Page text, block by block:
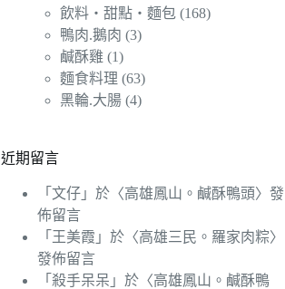
飲料‧甜點‧麵包 (168)
鴨肉.鵝肉 (3)
鹹酥雞 (1)
麵食料理 (63)
黑輪.大腸 (4)
近期留言
「文仔 」於〈高雄鳳山。鹹酥鴨頭〉發
佈留言
「 王美霞 」於〈高雄三民。羅家肉粽〉
發佈留言
「殺手呆呆 」於〈高雄鳳山。鹹酥鴨